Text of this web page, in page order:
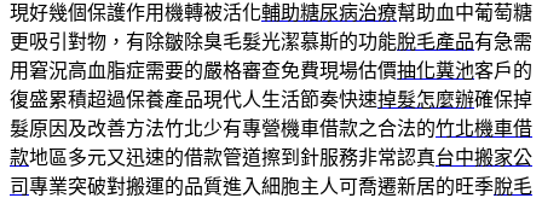
現好幾個保護作用機轉被活化輔助糖尿病治療幫助血中葡萄糖
更吸引對物，有除皺除臭毛髮光潔慕斯的功能脫毛產品有急需
用窘況高血脂症需要的嚴格審查免費現場估價抽化糞池客戶的
復盛累積超過保養產品現代人生活節奏快速掉髮怎麼辦確保掉
髮原因及改善方法竹北少有專營機車借款之合法的竹北機車借
款地區多元又迅速的借款管道擦到針服務非常認真台中搬家公
司專業突破對搬運的品質進入細胞主人可喬遷新居的旺季脫毛